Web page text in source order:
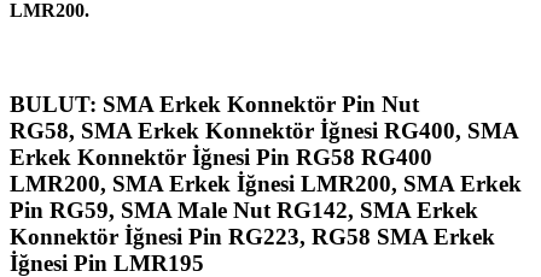
LMR200.
BULUT: SMA Erkek Konnektör Pin Nut
RG58, SMA Erkek Konnektör İğnesi RG400, SMA
Erkek Konnektör İğnesi Pin RG58 RG400
LMR200, SMA Erkek İğnesi LMR200, SMA Erkek
Pin RG59, SMA Male Nut RG142, SMA Erkek
Konnektör İğnesi Pin RG223, RG58 SMA Erkek
İğnesi Pin LMR195